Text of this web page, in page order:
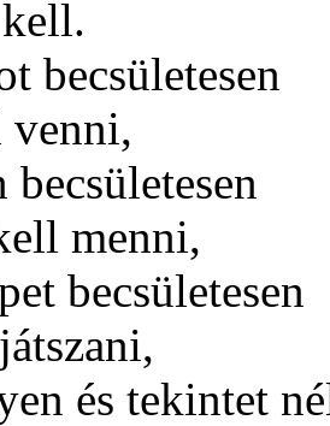
becsületesen
becsületesen
menni,
becsületesen
és tekintet